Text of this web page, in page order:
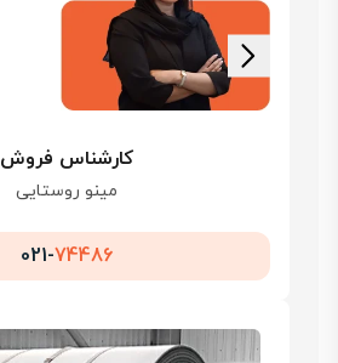
کارشناس فروش
مینو روستایی
021-74486